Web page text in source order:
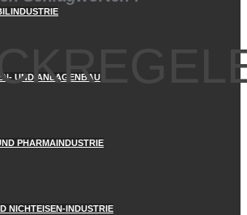
UND ANLAGENBAU
PHARMAINDUSTRIE
NICHTEISEN-INDUSTRIE